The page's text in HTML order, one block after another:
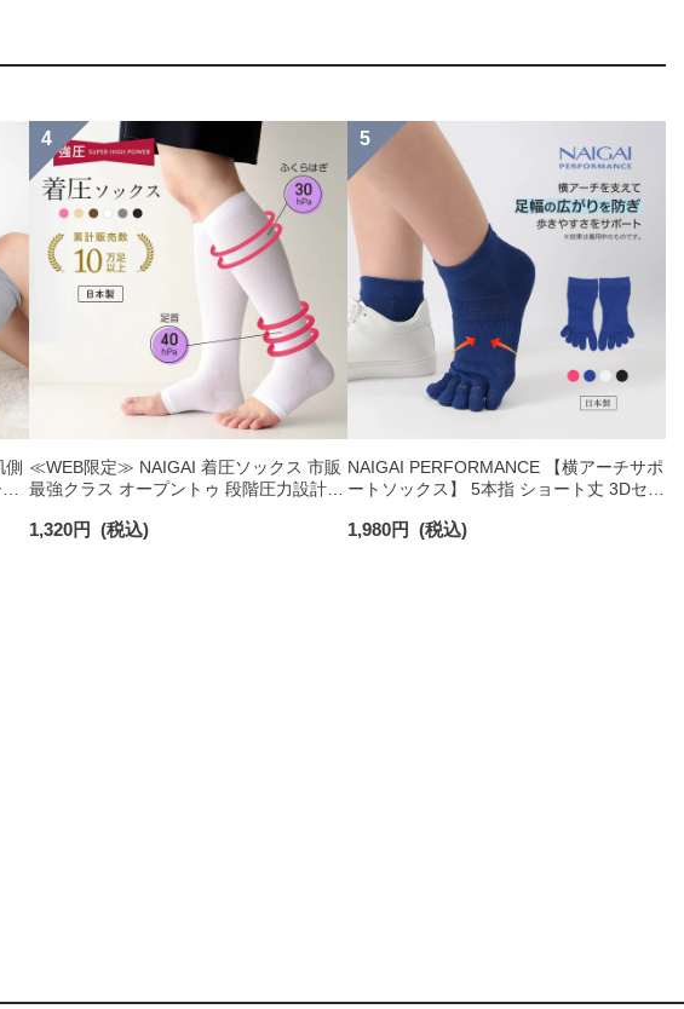
側 ≪WEB限定≫ NAIGAI 着圧ソックス 市販
最強クラス オープントゥ 段階圧力設計
ぎ30hPa 【365日最短翌日発送】
1,320円 (税込)
NAIGAI PERFORMANCE 【横アーチサポ
ートソックス】 5本指 ショート丈 3Dセパ
03050110
1,980円 (税込)